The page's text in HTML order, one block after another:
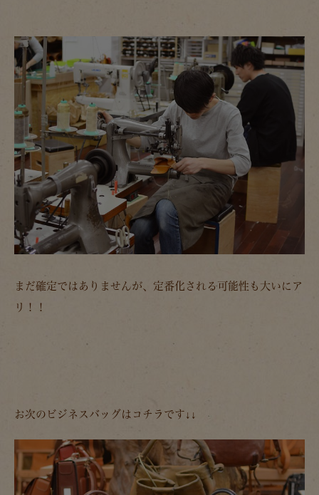
まだ確定ではありませんが、定番化される可能性も大いにア
リ！！
お次のビジネスバッグはコチラです↓↓